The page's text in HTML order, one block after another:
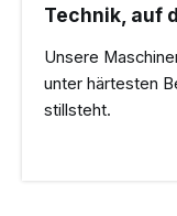
Technik, auf
Unsere
unter härtesten
stillsteht.